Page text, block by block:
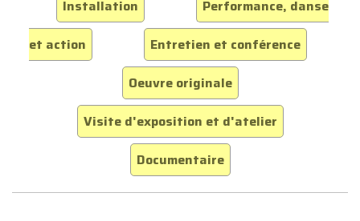
Installation
Performance, danse
et action
Entretien et conférence
Oeuvre originale
Visite d'exposition et d'atelier
Documentaire